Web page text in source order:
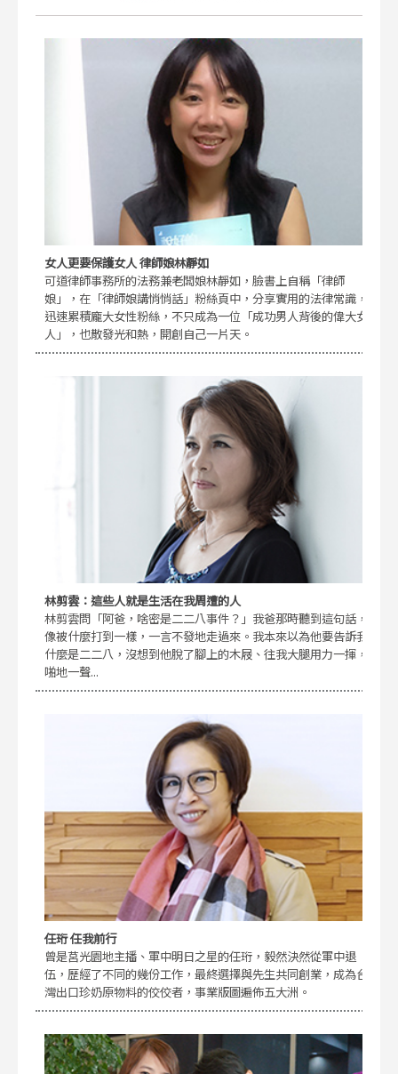
女人更要保護女人 律師娘林靜如
可道律師事務所的法務兼老闆娘林靜如，臉書上自稱「律師
娘」，在「律師娘講悄悄話」粉絲頁中，分享實用的法律常識，
迅速累積龐大女性粉絲，不只成為一位「成功男人背後的偉大女
人」，也散發光和熱，開創自己一片天。
林剪雲：這些人就是生活在我周遭的人
林剪雲問「阿爸，啥密是二二八事件？」我爸那時聽到這句話，
像被什麼打到一樣，一言不發地走過來。我本來以為他要告訴我
什麼是二二八，沒想到他脫了腳上的木屐、往我大腿用力一揮，
啪地一聲...
任珩 任我前行
曾是莒光園地主播、軍中明日之星的任珩，毅然決然從軍中退
伍，歷經了不同的幾份工作，最終選擇與先生共同創業，成為台
灣出口珍奶原物料的佼佼者，事業版圖遍佈五大洲。